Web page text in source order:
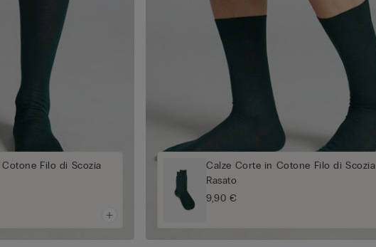
Filo di Scozia
Calze Corte in Cotone Filo di Scozia
Rasato
9,90 €